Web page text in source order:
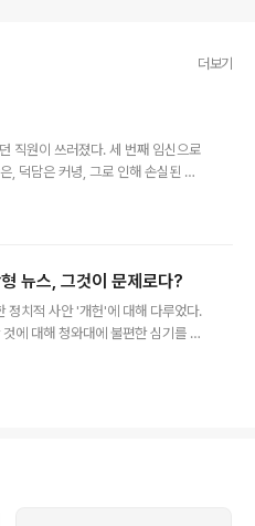
더보기
직원이 쓰러졌다. 세 번째 임신으로
, 덕담은 커녕, 그로 인해 손실된 인
직원은, 상사 말에 맞장구를 친다.
다닌 여성들의 서로 다른, 하지만,
적나라하게 그려내었다. 사법 연수
넘어서는 등, 우리 사회 각..
뉴스, 그것이 문제로다?
정치적 사안 '개헌'에 대해 다루었다.
에 대해 청와대에 불편한 심기를 감
기자 회견장에서까지 하는 말이 실
무성 의원의 개헌 논의 제기가 그저
성 의원의 차기 대권까지 염두에 둔